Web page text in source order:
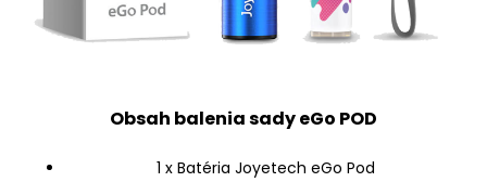
Obsah balenia sady eGo POD
1 x Batéria Joyetech eGo Pod